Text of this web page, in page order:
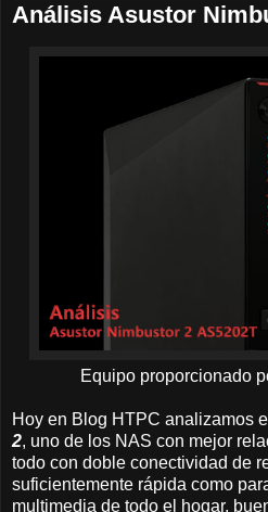
Análisis Asustor
Equipo proporcionado
Hoy en Blog HTPC analizamos el
2, uno de los NAS con mejor
todo con doble conectividad de
suficientemente rápida como
multimedia de todo el hogar,